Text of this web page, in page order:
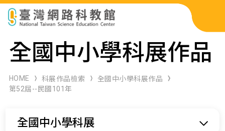
科展作品檢索
科學研習月刊
全國中小學科展作品
HOME 科展作品檢索
全國中小學科展作品
第52屆--民國101年
全國中小學科展